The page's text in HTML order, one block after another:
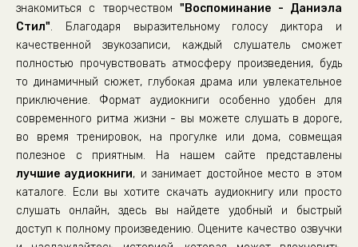
01_24_Сирина. Молодые годы
01_25_Сирина. Молодые годы
01_26_Сирина. Молодые годы
01_27_Сирина. Молодые годы
01_28_Сирина. Молодые годы
01_29_Сирина. Молодые годы
01_30_Сирина. Молодые годы
02_31_Сирина. Годы борьбы за выживание
02_32_Сирина. Годы борьбы за выживание
знакомиться с творчеством"Воспоминание - Даниэла
Стил". Благодаря выразительному голосу диктора и
качественной звукозаписи, каждый слушатель сможет
полностью прочувствовать атмосферу произведения, будь
то динамичный сюжет, глубокая драма или увлекательное
приключение. Формат аудиокниги особенно удобен для
современного ритма жизни - вы можете слушать в дороге,
во время тренировок, на прогулке или дома, совмещая
полезное с приятным. На нашем сайте представлены
лучшие аудиокниги, и занимает достойное место в этом
каталоге. Если вы хотите скачать аудиокнигу или просто
слушать онлайн, здесь вы найдете удобный и быстрый
доступ к полному произведению. Оцените качество озвучки